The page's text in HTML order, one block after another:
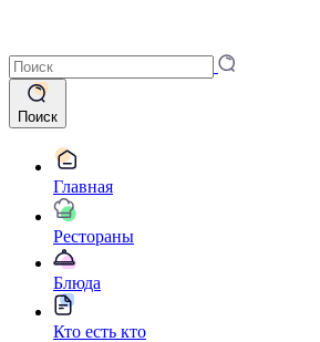
Поиск
Главная
Рестораны
Блюда
Кто есть кто